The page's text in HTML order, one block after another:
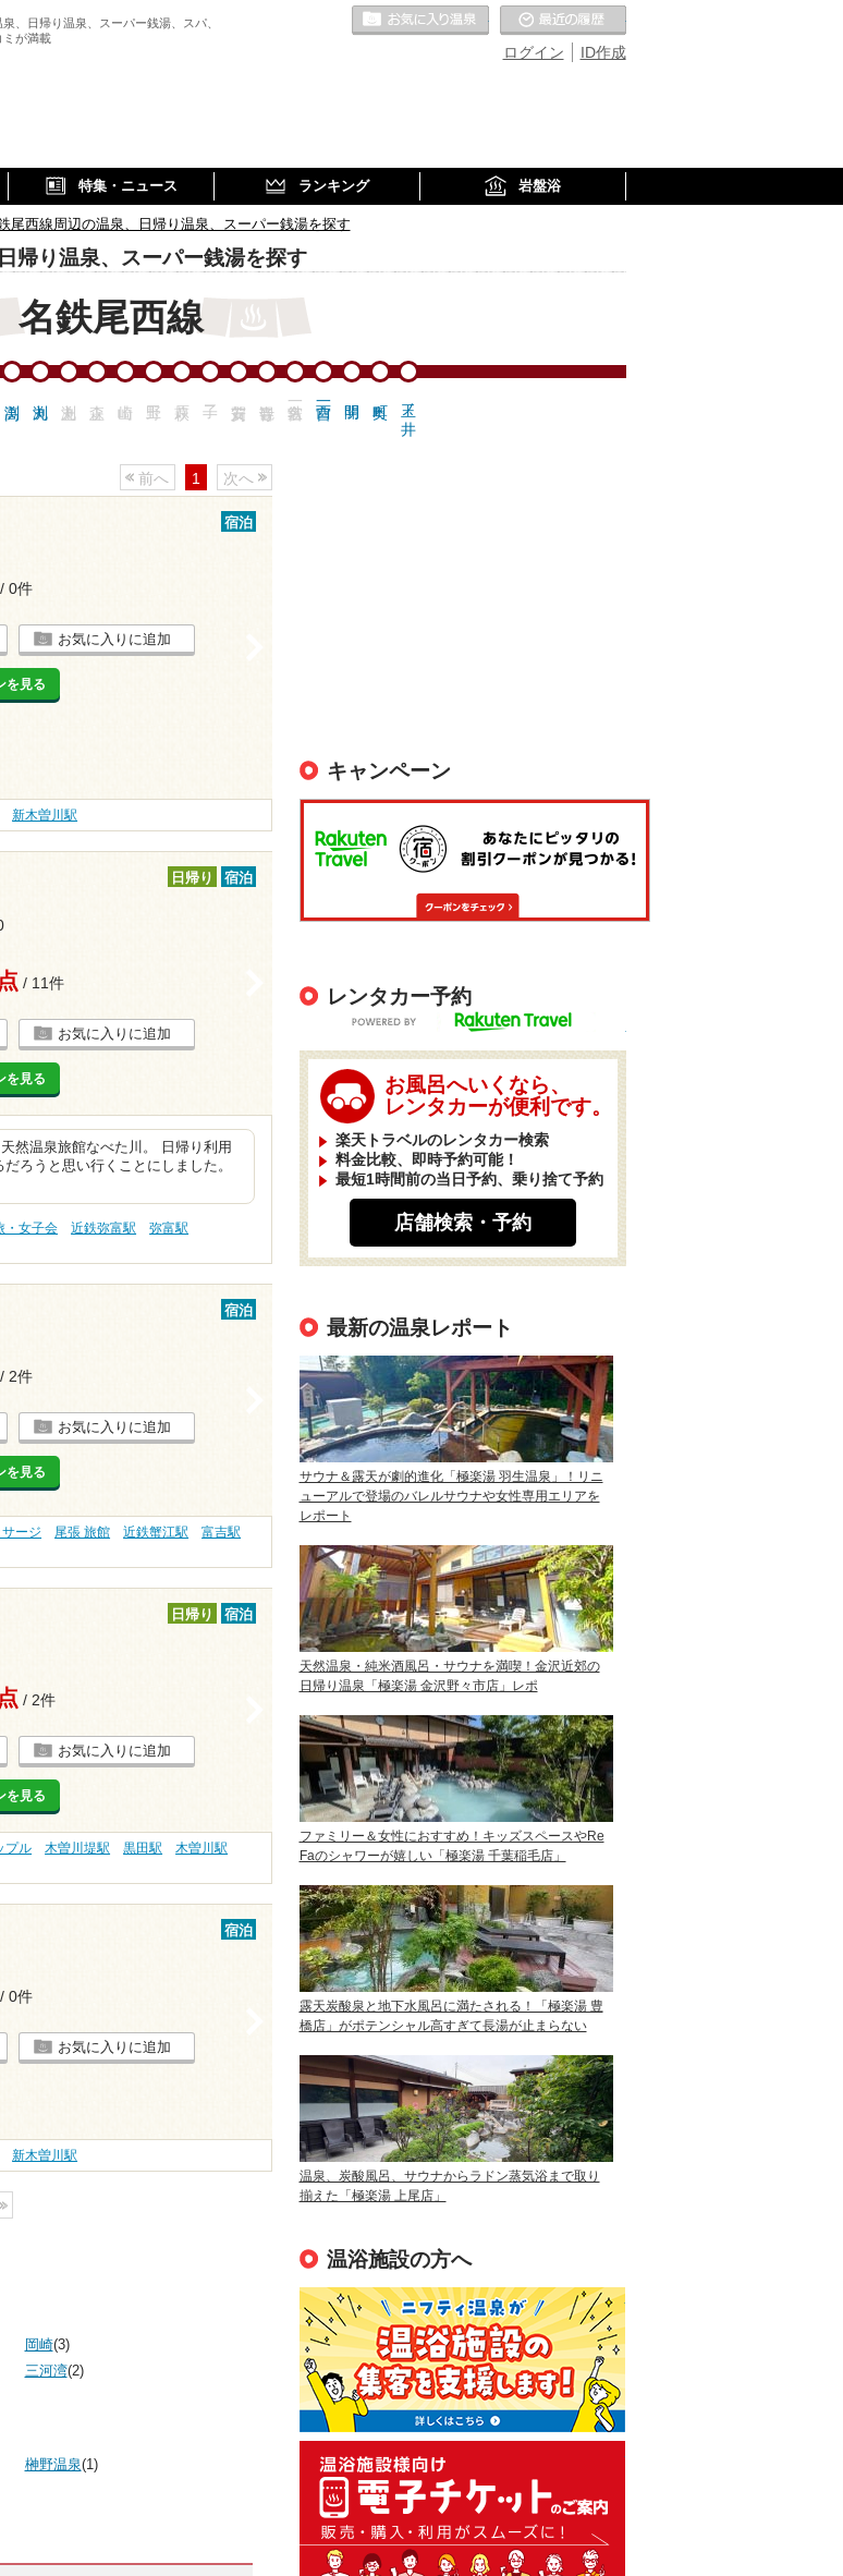
、日帰り温泉、スーパー銭湯、スパ、
ミが満載
ID作成
ログイン
お気に入りの温泉
特集・ニュース ランキング 岩盤浴
尾西線周辺の温泉、日帰り温泉、スーパー銭湯を探す
帰り温泉、スーパー銭湯を探す
名鉄尾西線
玉ノ井
前へ 1 次へ
宿泊
/ 0件
お気に入りに追加
を見る
新木曽川駅
日帰り 宿泊
/ 11件
お気に入りに追加
を見る
然温泉旅館なべた川。 日帰り利用
ろうと思い行くことにしました。
・女子会 近鉄弥富駅
弥富駅
宿泊
/ 2件
お気に入りに追加
を見る
ージ 尾張 旅館 近鉄蟹江駅
富吉駅
日帰り 宿泊
/ 2件
お気に入りに追加
を見る
プル 木曽川堤駅 黒田駅
木曽川駅
宿泊
/ 0件
お気に入りに追加
新木曽川駅
岡崎(3)
三河湾(2)
榊野温泉(1)
キャンペーン
レンタカー予約
お風呂へいくなら、
レンタカーが便利です。
楽天トラベルのレンタカー検索
料金比較、即時予約可能！
最短1時間前の当日予約、乗り捨て予約
店舗検索・予約
最新の温泉レポート
サウナ＆露天が劇的進化「極楽湯 羽生温泉」！リニ
ューアルで登場のバレルサウナや女性専用エリアを
レポート
天然温泉・純米酒風呂・サウナを満喫！金沢近郊の
日帰り温泉「極楽湯 金沢野々市店」レポ
ファミリー＆女性におすすめ！キッズスペースやRe
Faのシャワーが嬉しい「極楽湯 千葉稲毛店」
露天炭酸泉と地下水風呂に満たされる！「極楽湯 豊
橋店」がポテンシャル高すぎて長湯が止まらない
温泉、炭酸風呂、サウナからラドン蒸気浴まで取り
揃えた「極楽湯 上尾店」
温浴施設の方へ
ニフティ温泉を使って手軽に